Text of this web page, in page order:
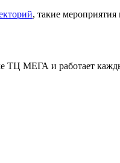
, такие
ТЦ МЕГА и работает